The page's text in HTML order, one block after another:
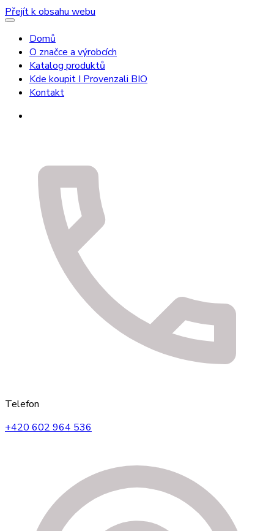
Přejít k obsahu webu
Domů
O značce a výrobcích
Katalog produktů
Kde koupit I Provenzali BIO
Kontakt
Telefon
+420 602 964 536